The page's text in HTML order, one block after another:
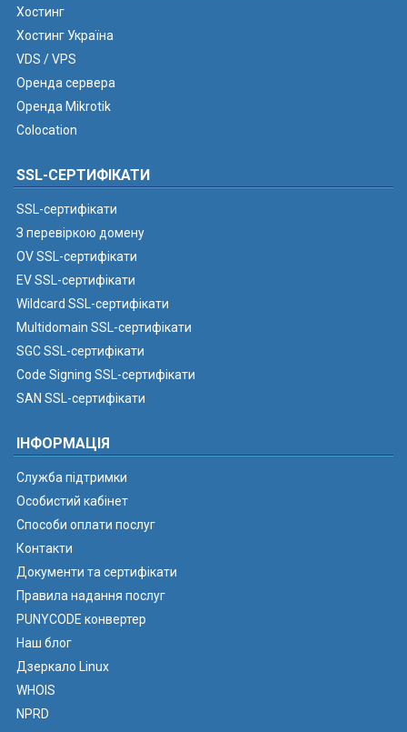
Хостинг
Хостинг Україна
VDS / VPS
Оренда сервера
Оренда Mikrotik
Colocation
SSL-СЕРТИФІКАТИ
SSL-сертифікати
З перевіркою домену
OV SSL-сертифікати
EV SSL-сертифікати
Wildcard SSL-сертифікати
Multidomain SSL-сертифікати
SGC SSL-сертифікати
Code Signing SSL-сертифікати
SAN SSL-сертифікати
ІНФОРМАЦІЯ
Служба підтримки
Особистий кабінет
Способи оплати послуг
Контакти
Документи та сертифікати
Правила надання послуг
PUNYCODE конвертер
Наш блог
Дзеркало Linux
WHOIS
NPRD